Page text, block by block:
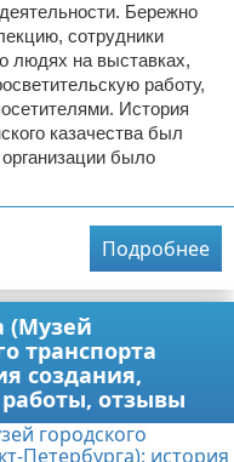
Бережно
сотрудники
людях на выставках,
работу,
История
казачества был
было
Подробнее
(Музей
транспорта
создания,
отзывы